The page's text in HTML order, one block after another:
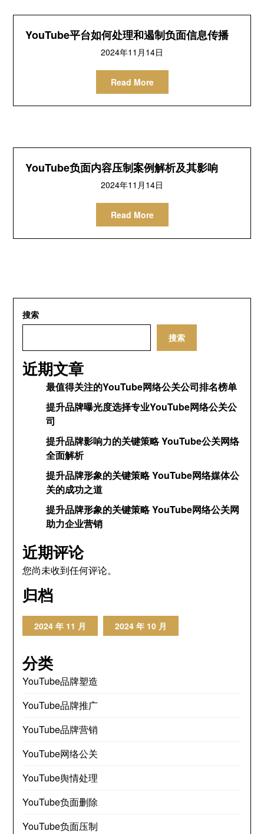
YouTube平台如何处理和遏制负面信息传播
2024年11月14日
Read More
YouTube负面内容压制案例解析及其影响
2024年11月14日
Read More
搜索
搜索
近期文章
最值得关注的YouTube网络公关公司排名榜单
提升品牌曝光度选择专业YouTube网络公关公
司
提升品牌影响力的关键策略 YouTube公关网络
全面解析
提升品牌形象的关键策略 YouTube网络媒体公
关的成功之道
提升品牌形象的关键策略 YouTube网络公关网
助力企业营销
近期评论
您尚未收到任何评论。
归档
2024 年 11 月 2024 年 10 月
分类
YouTube品牌塑造
YouTube品牌推广
YouTube品牌营销
YouTube网络公关
YouTube舆情处理
YouTube负面删除
YouTube负面压制